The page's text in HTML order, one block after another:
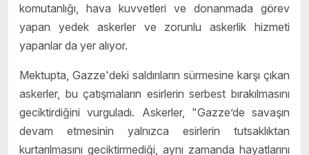
komutanlığı, hava kuvvetleri ve donanmada görev
yapan yedek askerler ve zorunlu askerlik hizmeti
yapanlar da yer alıyor.
Mektupta, Gazze'deki saldırıların sürmesine karşı çıkan
askerler, bu çatışmaların esirlerin serbest bırakılmasını
geciktirdiğini vurguladı. Askerler, "Gazze’de savaşın
devam etmesinin yalnızca esirlerin tutsaklıktan
kurtarılmasını geciktirmediği, aynı zamanda hayatlarını